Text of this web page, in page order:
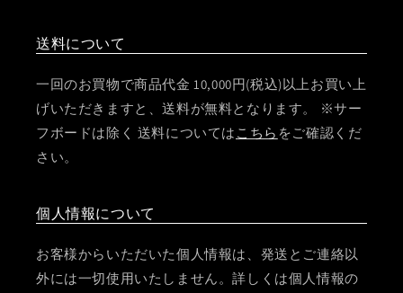
送料について
一回のお買物で商品代金 10,000円(税込)以上お買い上
げいただきますと、送料が無料となります。 ※サー
フボードは除く 送料については こちら をご確認くだ
さい。
個人情報について
お客様からいただいた個人情報は、発送とご連絡以
外には一切使用いたしません。詳しくは個人情報の